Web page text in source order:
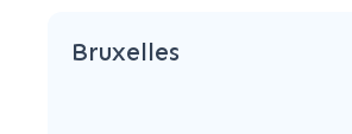
Bruxelles